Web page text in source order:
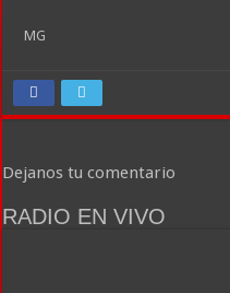
MG
Dejanos tu comentario
RADIO EN VIVO